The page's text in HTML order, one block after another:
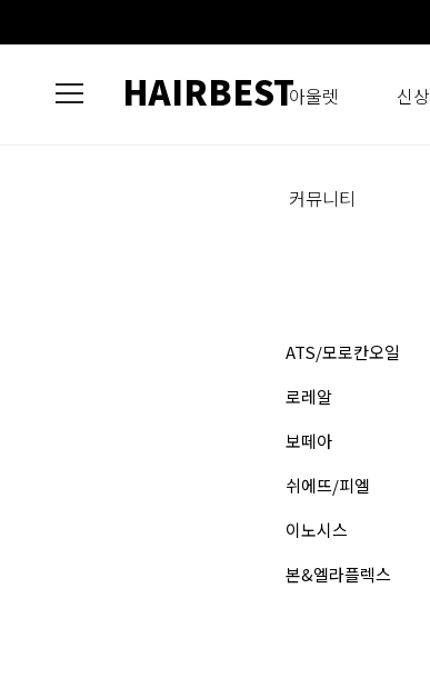
HAIRBEST아울렛 신상
커뮤니티
ATS/모로칸오일
로레알
보떼아
쉬에뜨/피엘
이노시스
본&엘라플렉스